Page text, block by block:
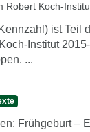
Robert Koch-
ist
Institut
...
Frühgeburt –